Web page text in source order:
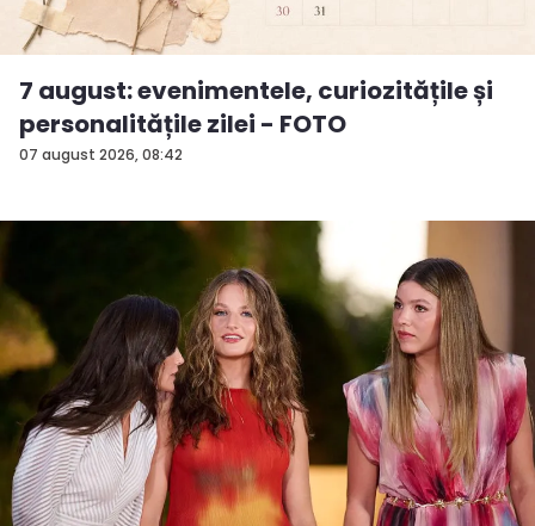
07 august 2026, 08:42
7 august: evenimentele, curiozitățile și
personalitățile zilei - FOTO